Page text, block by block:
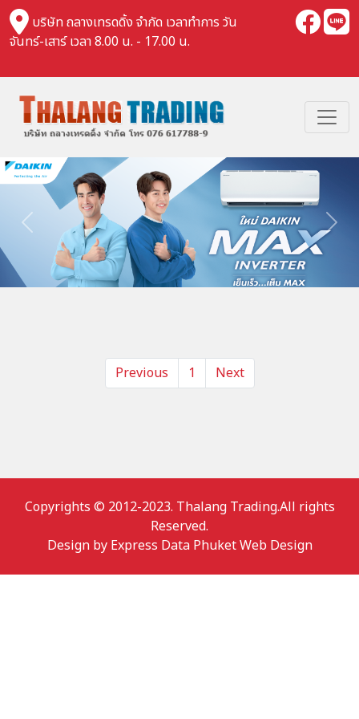
บริษัท ถลางเทรดดิ้ง จำกัด เวลาทำการ วัน
จันทร์-เสาร์ เวลา 8.00 น. - 17.00 น.
Previous Next
Previous 1 Next
Copyrights © 2012-2023. Thalang Trading.All rights
Reserved.
Design by Express Data Phuket Web Design